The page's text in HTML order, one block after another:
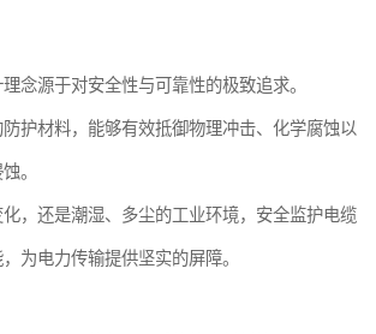
念源于对安全性与可靠性的极致追求。
护材料，能够有效抵御物理冲击、化学腐蚀以
。
，还是潮湿、多尘的工业环境，安全监护电缆
为电力传输提供坚实的屏障。